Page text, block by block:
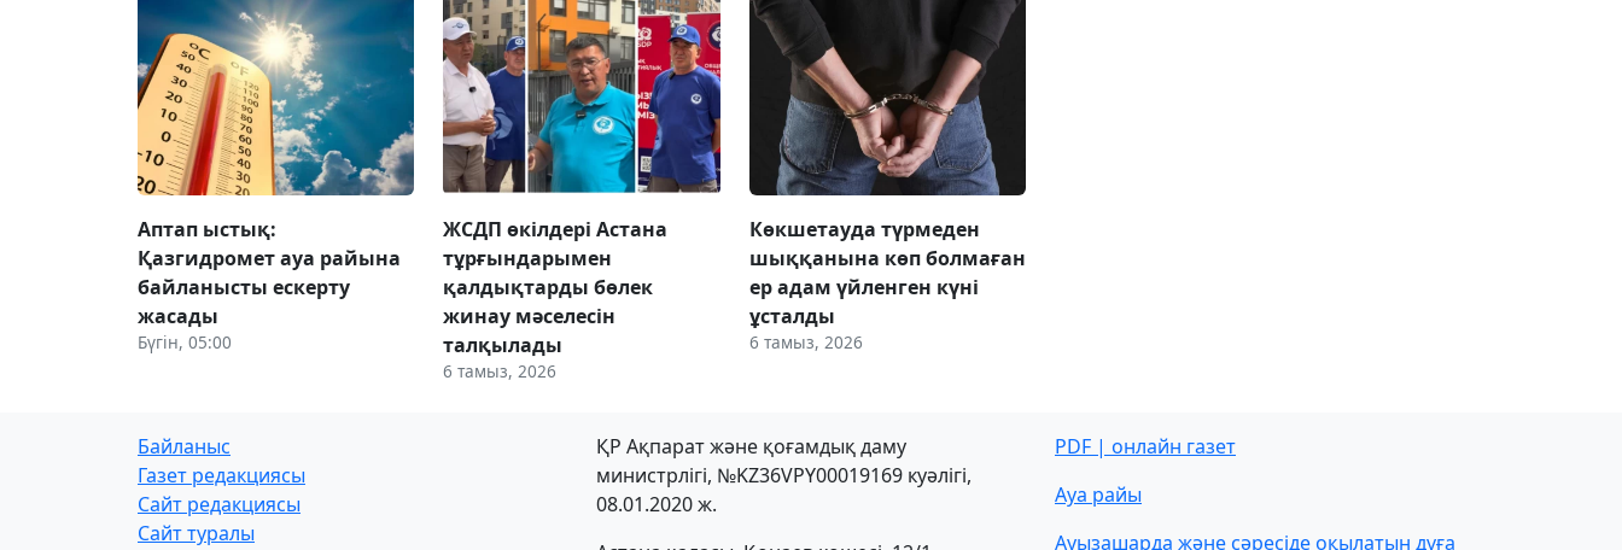
Аптап ыстық:
Қазгидромет ауа райына
байланысты ескерту
жасады
Бүгін, 05:00
ЖСДП өкілдері Астана
тұрғындарымен
қалдықтарды бөлек
жинау мәселесін
талқылады
6 тамыз, 2026
Көкшетауда түрмеден
шыққанына көп болмаған
ер адам үйленген күні
ұсталды
6 тамыз, 2026
Байланыс
Газет редакциясы
Сайт редакциясы
Сайт туралы
ҚР Ақпарат және қоғамдық даму
министрлігі, №KZ36VPY00019169 куәлігі,
08.01.2020 ж.
PDF | онлайн газет
Ауа райы
Ауызашарда және сәресіде оқылатын дұға